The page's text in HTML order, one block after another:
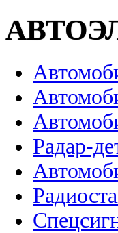
Радар-